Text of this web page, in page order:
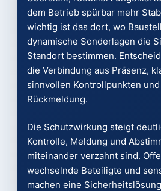
dem Betrieb spürbar mehr
wichtig ist das dort, wo
dynamische Sonderlagen die
Standort bestimmen.
die Verbindung aus Präsenz,
sinnvollen Kontrollpunkten
Rückmeldung.
Die Schutzwirkung steigt
Kontrolle, Meldung und
miteinander verzahnt sind.
wechselnde Beteiligte und
machen eine